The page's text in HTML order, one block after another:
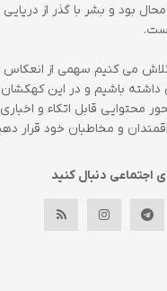
بود و بشر با گذر از
می کنیم سهمی از انعکاس
داشته باشیم و در این
محتوایی قابل اتکاء و اخباری
و مخاطبان خود قرار
اجتماعی دنبال کنید